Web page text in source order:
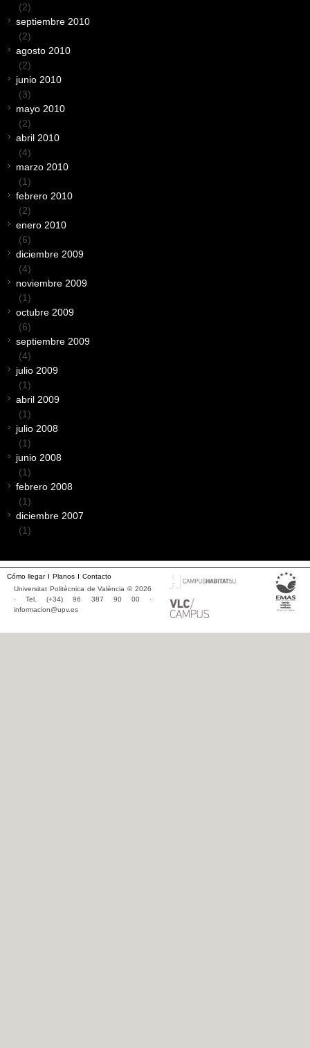
(2)
septiembre 2010
(2)
agosto 2010
(2)
junio 2010
(3)
mayo 2010
(2)
abril 2010
(4)
marzo 2010
(1)
febrero 2010
(2)
enero 2010
(6)
diciembre 2009
(4)
noviembre 2009
(1)
octubre 2009
(6)
septiembre 2009
(4)
julio 2009
(1)
abril 2009
(1)
julio 2008
(1)
junio 2008
(1)
febrero 2008
(1)
diciembre 2007
(1)
Cómo llegar Planos
Contacto
Universitat Politècnica de València © 2026
· Tel. (+34) 96 387 90 00 ·
informacion@upv.es